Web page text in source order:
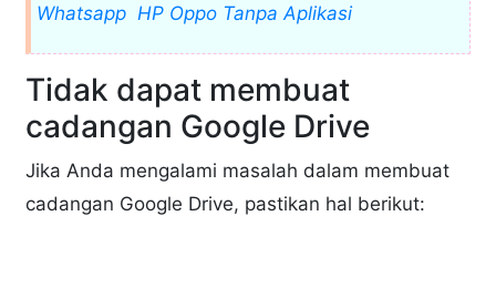
Whatsapp HP Oppo Tanpa Aplikasi
Tidak dapat membuat
cadangan Google Drive
Jika Anda mengalami masalah dalam membuat
cadangan Google Drive, pastikan hal berikut: